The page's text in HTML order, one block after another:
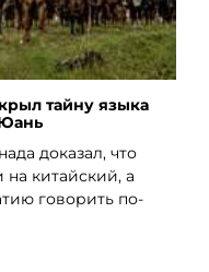
тайну языка
доказал, что
китайский, а
говорить по-